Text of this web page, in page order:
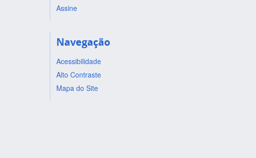
Assine
Navegação
Acessibilidade
Alto Contraste
Mapa do Site